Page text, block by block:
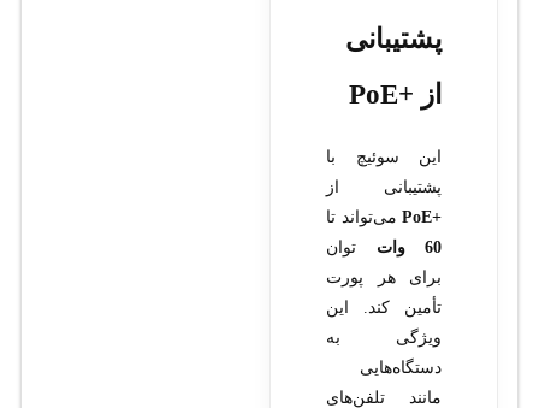
پشتیبانی
از +PoE
این سوئیچ با
پشتیبانی از
+PoE
می‌تواند تا
60 وات
توان
برای هر پورت
تأمین کند. این
ویژگی به
دستگاه‌هایی
مانند تلفن‌های